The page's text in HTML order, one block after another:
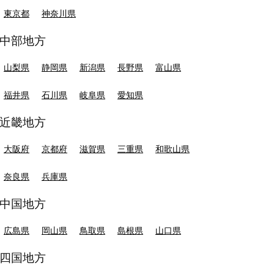
東京都 神奈川県
中部地方
山梨県 静岡県 新潟県 長野県 富山県
福井県 石川県 岐阜県 愛知県
近畿地方
大阪府 京都府 滋賀県 三重県 和歌山県
奈良県 兵庫県
中国地方
広島県 岡山県 鳥取県 島根県 山口県
四国地方